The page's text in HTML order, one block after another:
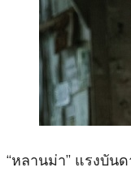
“หลานม่า” แรงบัน